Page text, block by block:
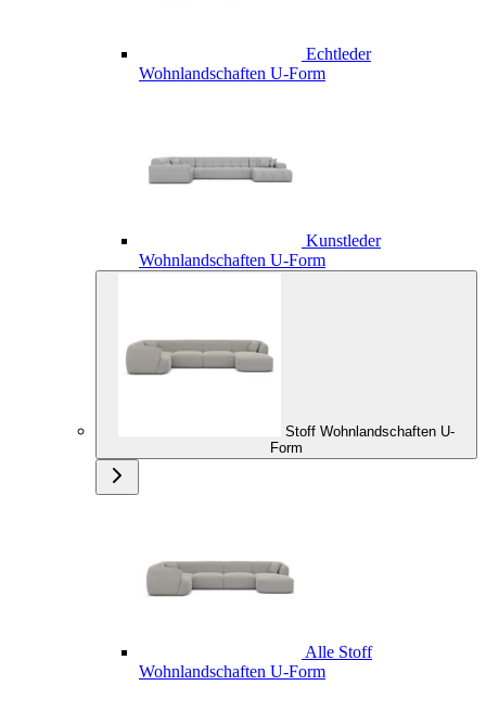
Echtleder
Wohnlandschaften U-Form
Kunstleder
Wohnlandschaften U-Form
Stoff Wohnlandschaften U-
Form
Alle Stoff
Wohnlandschaften U-Form